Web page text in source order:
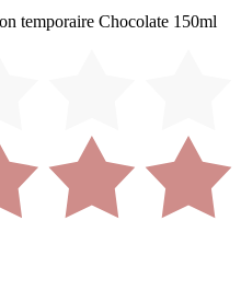
temporaire Chocolate 150ml